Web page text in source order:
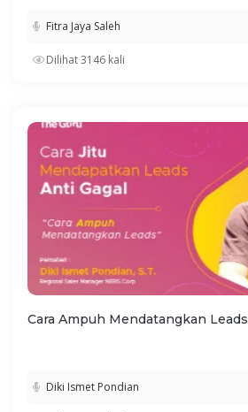
Fitra Jaya Saleh
Dilihat 3146 kali
Cara Ampuh Mendatangkan Leads
Diki Ismet Pondian